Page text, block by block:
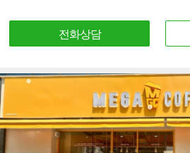
전화상담